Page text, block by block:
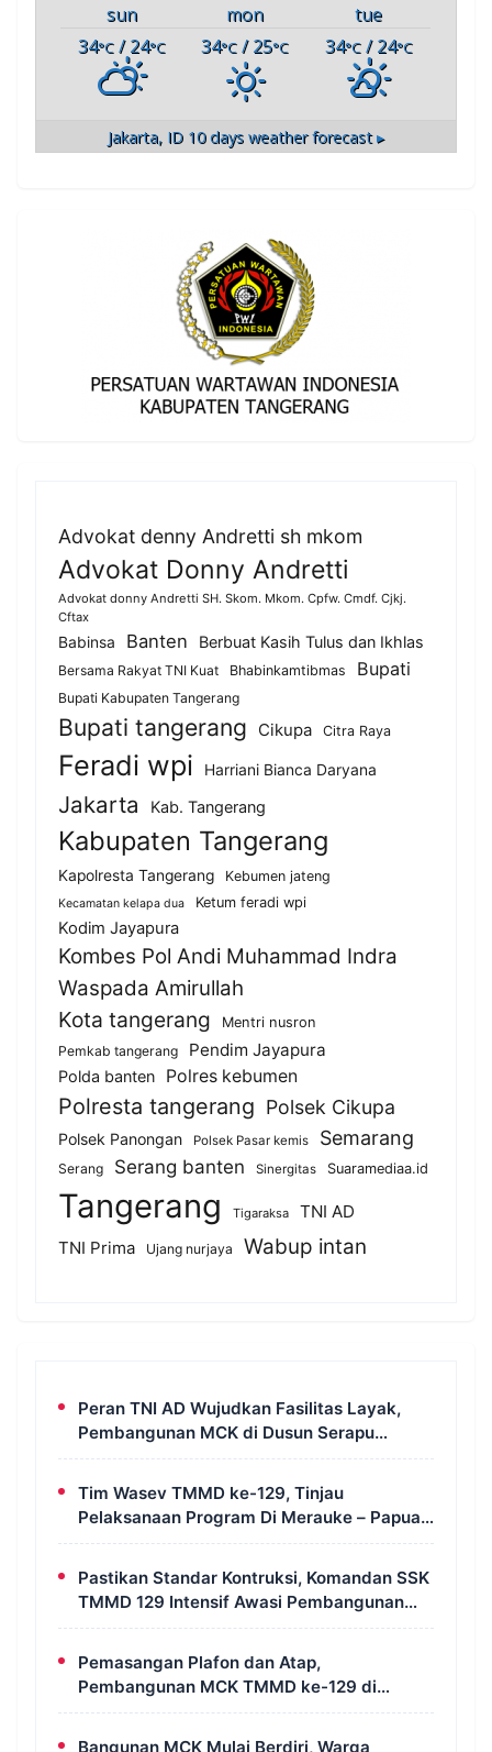
sun mon
tue
34°C / 24°C 34°C / 25°C 34°C/ 24°C
Jakarta, ID 10 days weather forecast ▸
Advokat denny Andretti sh mkom
Advokat Donny Andretti
Advokat donny Andretti SH. Skom. Mkom. Cpfw. Cmdf. Cjkj.
Cftax
Babinsa Banten Berbuat Kasih Tulus dan Ikhlas
Bersama Rakyat TNI Kuat Bhabinkamtibmas Bupati
Bupati Kabupaten Tangerang
Bupati tangerang Cikupa Citra Raya
Feradi wpi Harriani Bianca Daryana
Jakarta Kab. Tangerang
Kabupaten Tangerang
Kapolresta Tangerang Kebumen jateng
Kecamatan kelapa dua Ketum feradi wpi
Kodim Jayapura
Kombes Pol Andi Muhammad Indra
Waspada Amirullah
Kota tangerang
Mentri nusron
Pemkab tangerang
Pendim Jayapura
Polda banten Polres kebumen
Polresta tangerang Polsek Cikupa
Polsek Panongan Polsek Pasar kemis Semarang
Serang Serang banten Sinergitas Suaramediaa.id
Tangerang Tigaraksa
TNI AD
TNI Prima
Ujang nurjaya Wabup intan
Peran TNI AD Wujudkan Fasilitas Layak,
Pembangunan MCK di Dusun Serapu
Rampung Dikerjakan
Tim Wasev TMMD ke-129, Tinjau
Pelaksanaan Program Di Merauke – Papua
Selatan
Pastikan Standar Kontruksi, Komandan SSK
TMMD 129 Intensif Awasi Pembangunan
MCK di Wanam
Pemasangan Plafon dan Atap,
Pembangunan MCK TMMD ke-129 di
Kampung Wanam Hampir Rampung
Bangunan MCK Mulai Berdiri, Warga